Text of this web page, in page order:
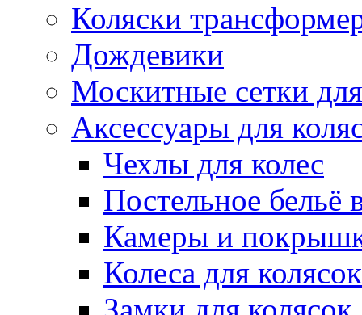
Коляски
Дождевики
Москитные сетки
Аксессуары для
Чехлы для колес
Постельное бельё
Камеры и
Колеса для колясок